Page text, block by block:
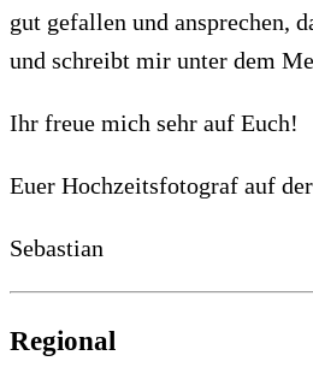
gut gefallen und ansprechen,
und schreibt mir unter dem
Ihr freue mich sehr auf Euch!
Euer Hochzeitsfotograf auf
Sebastian
Regional